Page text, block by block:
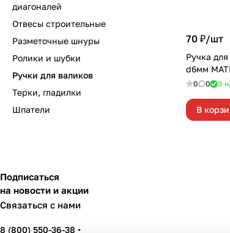
70 ₽/шт
Ручка
d6мм
0 0 В
В
диагоналей
Отвесы строительные
Разметочные шнуры
Ролики и шубки
Ручки для валиков
Терки, гладилки
Шпатели
Подписаться
на новости и акции
Связаться с нами
8 (800) 550-36-38